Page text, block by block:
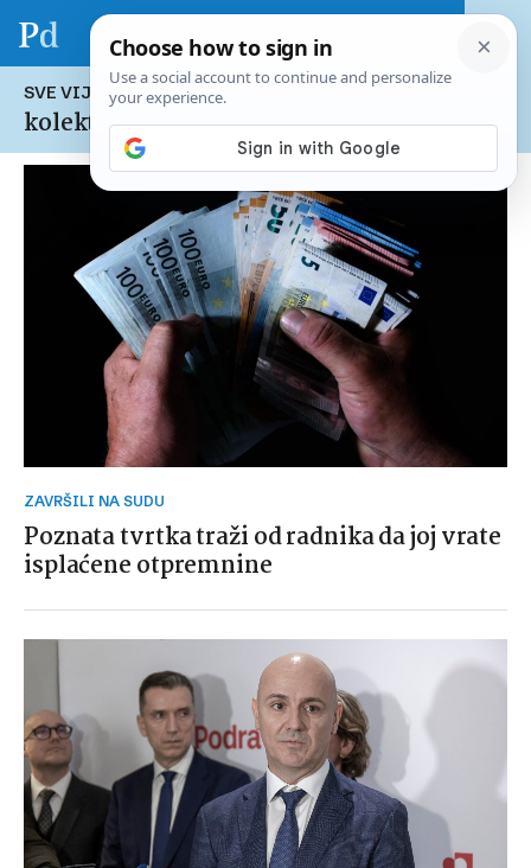
SVE VIJESTI NA TEMU:
kolektivni ugovor
ZAVRŠILI NA SUDU
Poznata tvrtka traži od radnika da joj vrate
isplaćene otpremnine